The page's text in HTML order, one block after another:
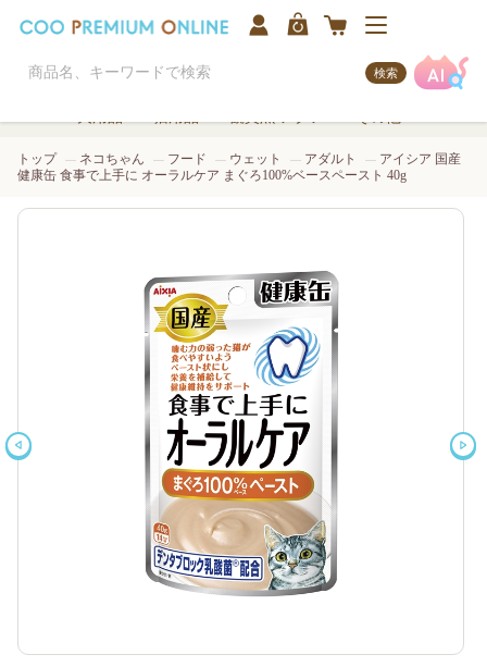
検索
トップ ネコちゃん フード ウェット アダルト
アイシア 国産
健康缶 食事で上手に オーラルケア まぐろ100%ベースペースト 40g